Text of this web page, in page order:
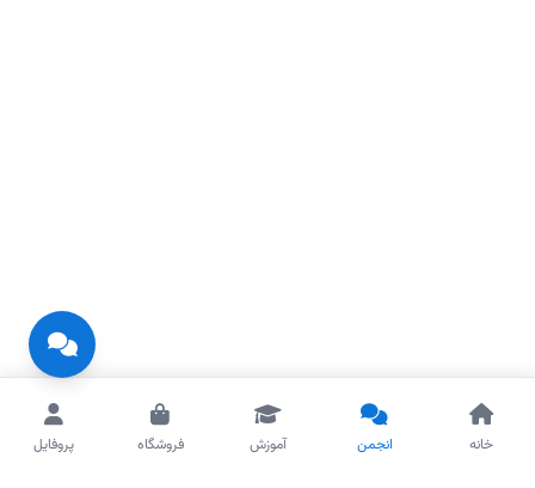
خانه انجمن آموزش فروشگاه پروفایل